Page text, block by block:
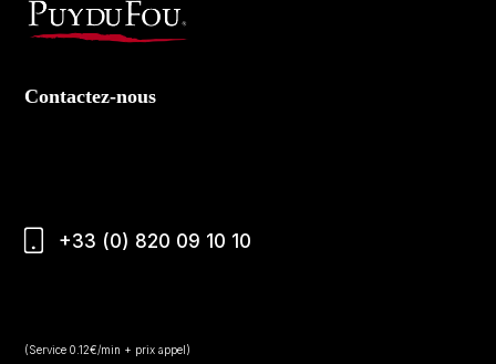
Contactez-nous
+33 (0) 820 09 10 10
(Service 0.12€/min + prix appel)